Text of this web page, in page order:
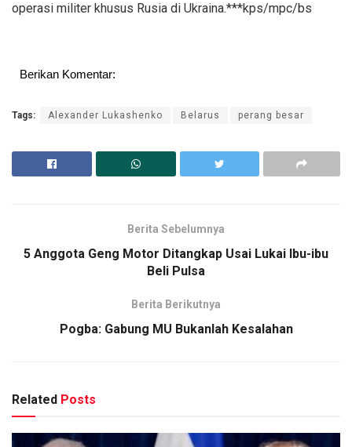
operasi militer khusus Rusia di Ukraina.***kps/mpc/bs
Berikan Komentar:
Tags: Alexander Lukashenko Belarus perang besar
Berita Sebelumnya
5 Anggota Geng Motor Ditangkap Usai Lukai Ibu-ibu
Beli Pulsa
Berita Berikutnya
Pogba: Gabung MU Bukanlah Kesalahan
Related Posts